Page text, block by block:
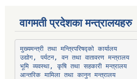
वागमती प्रदेशका मन्त्रालयहरु
मुख्यमन्त्री तथा मन्त्रिपरिषद्को कार्यालय
उद्योग, पर्यटन, वन तथा वातावरण मन्त्रालय
भूमि व्यवस्था, कृषि तथा सहकारी मन्त्रालय
आन्तरिक मामिला तथा कानुन मन्त्रालय